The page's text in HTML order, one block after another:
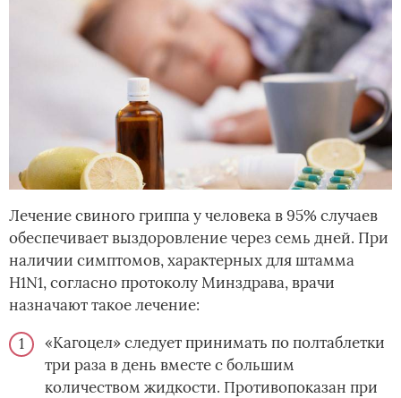
Лечение свиного гриппа у человека в 95% случаев
обеспечивает выздоровление через семь дней. При
наличии симптомов, характерных для штамма
H1N1, согласно протоколу Минздрава, врачи
назначают такое лечение:
«Кагоцел» следует принимать по полтаблетки
три раза в день вместе с большим
количеством жидкости. Противопоказан при